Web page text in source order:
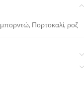
μπορντώ, Πορτοκαλί, ροζ